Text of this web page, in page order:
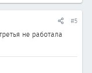
#5
не работала